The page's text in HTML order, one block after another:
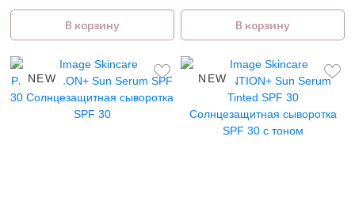
В корзину В корзину
NEW NEW